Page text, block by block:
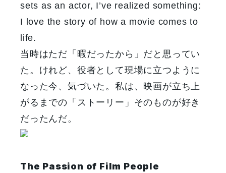
sets as an actor, I’ve realized something:
I love the story of how a movie comes to
life.
当時はただ「暇だったから」だと思ってい
た。けれど、役者として現場に立つように
なった今、気づいた。私は、映画が立ち上
がるまでの「ストーリー」そのものが好き
だったんだ。
The Passion of Film People